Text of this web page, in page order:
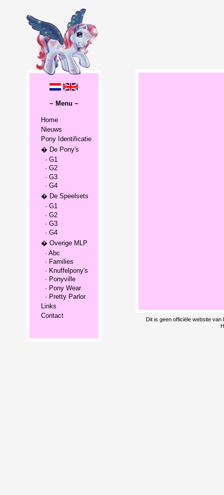
~ Menu ~
Home
Nieuws
Pony Identificatie
� De Pony's
· G1
· G2
· G3
· G4
� De Speelsets
· G1
· G2
· G3
· G4
� Overige MLP
· Abc
· Families
· Knuffelpony's
· Ponyville
· Pony Wear
· Pretty Parlor
Links
Contact
Dit is geen officiële website